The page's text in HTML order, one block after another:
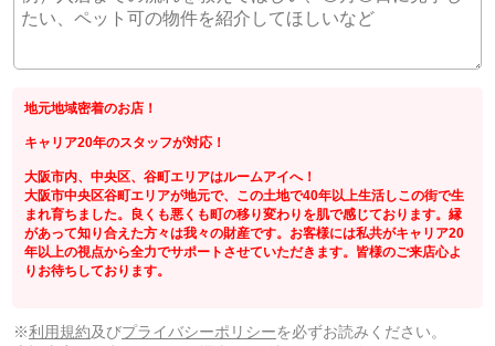
地元地域密着のお店！
キャリア20年のスタッフが対応！
大阪市内、中央区、谷町エリアはルームアイへ！
大阪市中央区谷町エリアが地元で、この土地で40年以上生活しこの街で生
まれ育ちました。良くも悪くも町の移り変わりを肌で感じております。縁
があって知り合えた方々は我々の財産です。お客様には私共がキャリア20
年以上の視点から全力でサポートさせていただきます。皆様のご来店心よ
りお待ちしております。
※利用規約及びプライバシーポリシーを必ずお読みください。